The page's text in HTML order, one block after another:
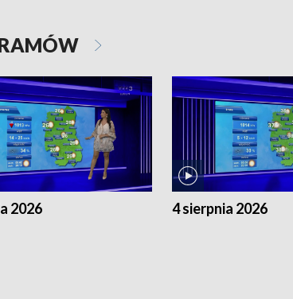
2026 4 sierpnia 2026